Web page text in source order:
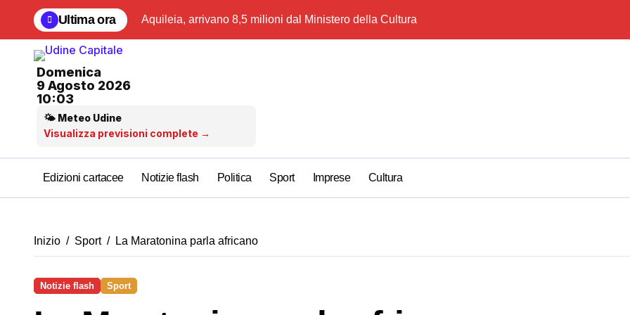
contenuto
Ultima ora Aquileia, arrivano 8,5 milioni dal Ministero della Cultura Zaniolo
Domenica
9 Agosto 2026
10:03
🌤 Meteo Udine
Visualizza previsioni complete →
Edizioni cartacee Notizie flash Politica Sport Imprese Cultura
Inizio Sport La Maratonina parla africano
Notizie flash Sport